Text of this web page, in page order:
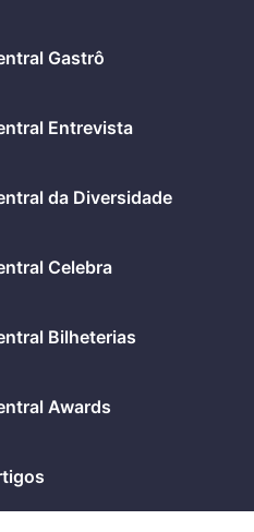
Gastrô
Entrevista
da Diversidade
Celebra
Bilheterias
Awards